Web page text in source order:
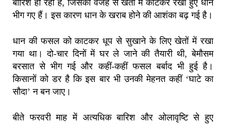
बारिश हो रही है, जिसकी वजह से खेतों में काटकर रखा हुए धान
भीग गए हैं। इस कारण धान के खराब होने की आशंका बढ़ गई है।
धान की फसल को काटकर धूप से सुखाने के लिए खेतों में रखा
गया था। दो-चार दिनों में घर ले जाने की तैयारी थी, बेमौसम
बरसात से भीग गई और कहीं-कहीं फसल बर्बाद भी हुई है।
किसानों को डर है कि इस बार भी उनकी मेहनत कहीं ‘घाटे का
सौदा’ न बन जाए।
बीते फरवरी माह में अत्यधिक बारिश और ओलावृष्टि से हुए